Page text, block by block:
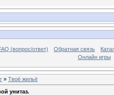
(вопрос/ответ) Обратная связь
Онлайн игры
» Твоё жильё
унитаз.